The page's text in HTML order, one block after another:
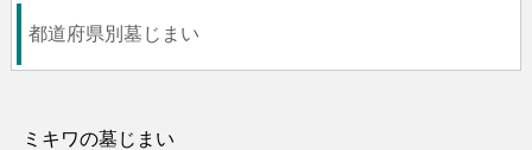
都道府県別墓じまい
ミキワの墓じまい